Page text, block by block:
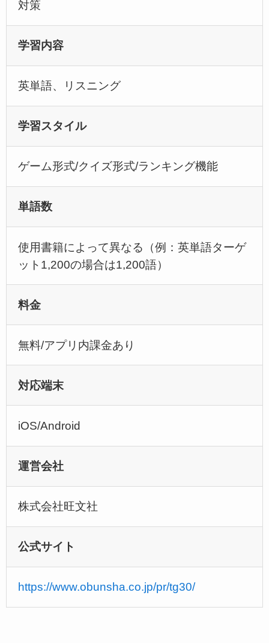
対策
学習内容
英単語、リスニング
学習スタイル
ゲーム形式/クイズ形式/ランキング機能
単語数
使用書籍によって異なる（例：英単語ターゲ
ット1,200の場合は1,200語）
料金
無料/アプリ内課金あり
対応端末
iOS/Android
運営会社
株式会社旺文社
公式サイト
https://www.obunsha.co.jp/pr/tg30/